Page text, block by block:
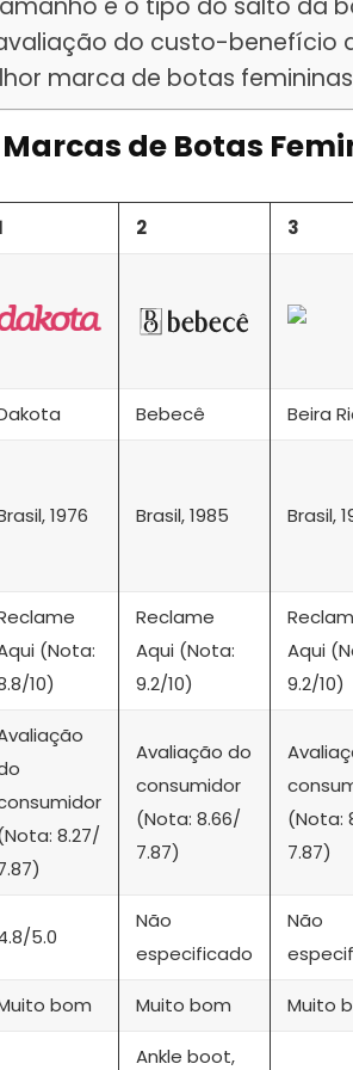
do custo-benefício
marca de botas
de Botas
2 3
Bebecê Beira
1976 Brasil, 1985 Brasil,
(Nota:
10)
Reclame
Aqui (Nota:
9.2/10)
Aqui
9.2/10)
8.27/
Avaliação do
consumidor
(Nota: 8.66/
7.87)
(Nota:
7.87)
5.0
Não
especificado
Não
bom Muito bom Muito
Ankle boot,